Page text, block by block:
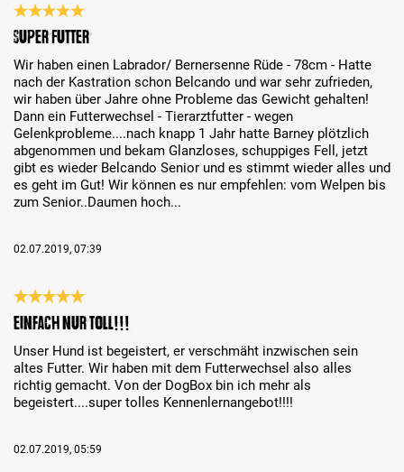
Bewertung mit 5 von 5 Sternen
Super Futter
Wir haben einen Labrador/ Bernersenne Rüde - 78cm - Hatte
nach der Kastration schon Belcando und war sehr zufrieden,
wir haben über Jahre ohne Probleme das Gewicht gehalten!
Dann ein Futterwechsel - Tierarztfutter - wegen
Gelenkprobleme....nach knapp 1 Jahr hatte Barney plötzlich
abgenommen und bekam Glanzloses, schuppiges Fell, jetzt
gibt es wieder Belcando Senior und es stimmt wieder alles und
es geht im Gut! Wir können es nur empfehlen: vom Welpen bis
zum Senior..Daumen hoch...
02.07.2019, 07:39
Bewertung mit 5 von 5 Sternen
Einfach nur toll!!!
Unser Hund ist begeistert, er verschmäht inzwischen sein
altes Futter. Wir haben mit dem Futterwechsel also alles
richtig gemacht. Von der DogBox bin ich mehr als
begeistert....super tolles Kennenlernangebot!!!!
02.07.2019, 05:59